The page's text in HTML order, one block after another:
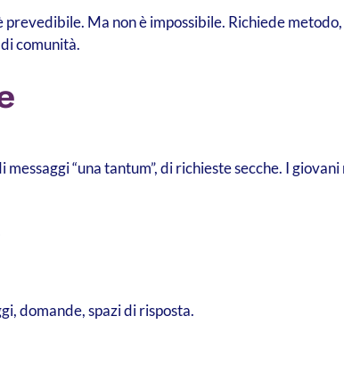
Ma non è impossibile. Richiede
comunità.
“una tantum”, di richieste secche. I
domande, spazi di risposta.